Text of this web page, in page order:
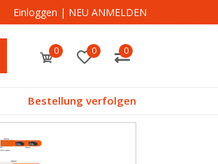
Einloggen | NEU ANMELDEN
0 0 0
Bestellung verfolgen